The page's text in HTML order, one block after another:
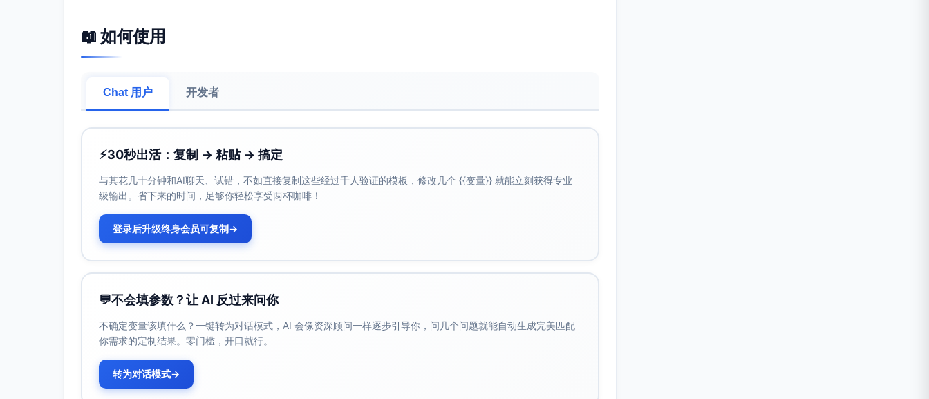
收发文规范高效。收文办结率100%，平均办结时长从2.6天下降至1.4天；建立分类台账与提醒机制，重
要件、急件全流程留痕、可追溯。
督查督办闭环落实。全年督办事项52件，按期完成率100%，逾期为0；办结反馈材料规范率由82%提升
至98%，推动问题闭环与成果固化。
信息报送有质有量。围绕营商环境、乡村振兴等重点方向报送信息42篇，省级采用8篇、市级采用19篇，
制度流程持续优化。推动电子签章与模板库建设，公文流转节点减少2个，平均用时明显下降；纸张用量
同比下降20%，节约经费约1.8万元。
规章完善与赋能培训。修订完善制度6项，开展业务培训4次、覆盖人员20人次，参训满意度95%以上，
值班应急反应迅速。节假日值班坚守岗位，突发情况第一时间响应、第一时间处置，信息报送及时准确，
确保指令快速传导、现场快速闭环。
四、典型案例 （一）强降雨应急调度会务保障 背景：面对强降雨红色预警，需要当晚组织多部门联防联调调
连线测试，组织对接9家单位，明确“议题—责任—时限”要点；同步在OA发布“任务—时限—责任”清单，确保
72条当日闭环68条，余下按期销号；实现“零人员伤亡、零重大险情扩散”。该同志在高压环境下统筹有方、
执行到位、沟通顺畅，确保了应急体系高效运转。
（二）公文流程优化提质增效 背景：收文在会签环节存在重复审批、路径不清、时限不可控等问题，影响整
体流转效率与体验。 行动：该同志牵头开发目录模板与关键词自动分发规则，建立红头文模板库与格式校验
清单；将“校对—核稿—签发”流程由串行调整为并联，明确节点责任与承诺时限；对高频错误建立“负面清
📖 如何使用
Chat 用户 开发者
⚡30秒出活：复制 → 粘贴 → 搞定
与其花几十分钟和AI聊天、试错，不如直接复制这些经过千人验证的模板，修改几个 {{变量}} 就能立刻获得专业
级输出。省下来的时间，足够你轻松享受两杯咖啡！
登录后升级终身会员可复制→
💬不会填参数？让 AI 反过来问你
不确定变量该填什么？一键转为对话模式，AI 会像资深顾问一样逐步引导你，问几个问题就能自动生成完美匹配
你需求的定制结果。零门槛，开口就行。
转为对话模式→